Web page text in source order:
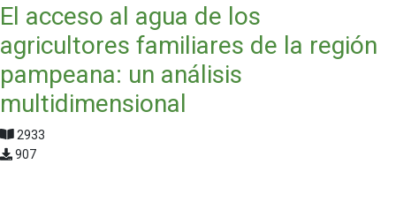
El acceso al agua de los
agricultores familiares de la región
pampeana: un análisis
multidimensional
2933
907